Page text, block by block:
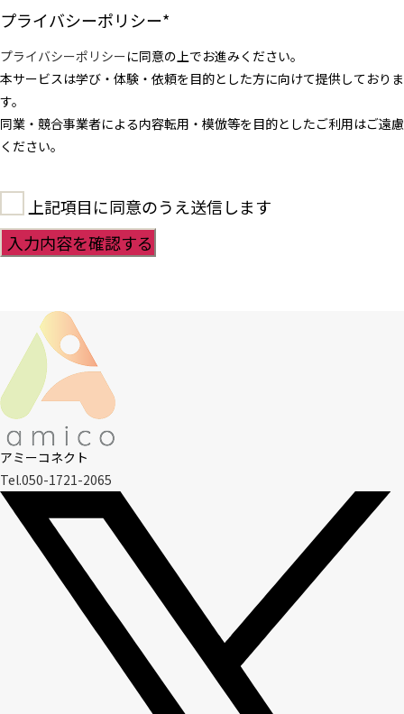
プライバシーポリシー*
プライバシーポリシーに同意の上でお進みください。
本サービスは学び・体験・依頼を目的とした方に向けて提供しておりま
す。
同業・競合事業者による内容転用・模倣等を目的としたご利用はご遠慮
ください。
上記項目に同意のうえ送信します
アミーコネクト
Tel.050-1721-2065